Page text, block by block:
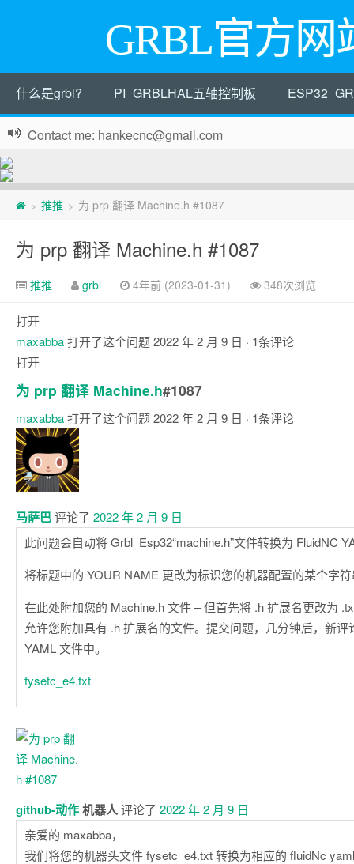
GRBL官方网
什么是grbl? PI_GRBLHAL五轴控制板
Contact me: hankecnc@gmail.com
> 推推 > 为 prp 翻译 Machine.h #1087
为 prp 翻译 Machine.h #1087
推推 grbl 4年前 (2023-01-31) 348次浏览
打开
maxabba打开了这个问题2022 年 2 月 9 日 · 1条评论
打开
为 prp 翻译 Machine.h#1087
maxabba打开了这个问题2022 年 2 月 9 日 · 1条评论
注
释
马萨巴评论了 2022 年 2 月 9 日
此问题会自动将 Grbl_Esp32“machine.h”文件转换为 FluidNC
将标题中的 YOUR NAME 更改为标识您的机器配置的某个字
在此处附加您的 Machine.h 文件 – 但首先将 .h 扩展名更改为
允许您附加具有 .h 扩展名的文件。提交问题，几分钟后，新评
YAML 文件中。
fysetc_e4.txt
github-动作机器人评论了 2022 年 2 月 9 日
亲爱的 maxabba，
我们将您的机器头文件 fysetc_e4.txt 转换为相应的 fluidNc